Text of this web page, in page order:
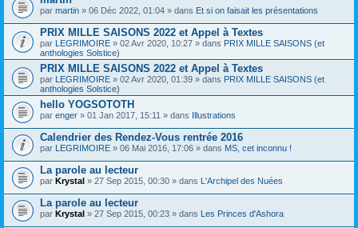
par martin » 06 Déc 2022, 01:04 » dans Et si on faisait les présentations
PRIX MILLE SAISONS 2022 et Appel à Textes
par LEGRIMOIRE » 02 Avr 2020, 10:27 » dans PRIX MILLE SAISONS (et
anthologies Solstice)
PRIX MILLE SAISONS 2022 et Appel à Textes
par LEGRIMOIRE » 02 Avr 2020, 01:39 » dans PRIX MILLE SAISONS (et
anthologies Solstice)
hello YOGSOTOTH
par enger » 01 Jan 2017, 15:11 » dans Illustrations
Calendrier des Rendez-Vous rentrée 2016
par LEGRIMOIRE » 06 Mai 2016, 17:06 » dans MS, cet inconnu !
La parole au lecteur
par Krystal » 27 Sep 2015, 00:30 » dans L'Archipel des Nuées
La parole au lecteur
par Krystal » 27 Sep 2015, 00:23 » dans Les Princes d'Ashora